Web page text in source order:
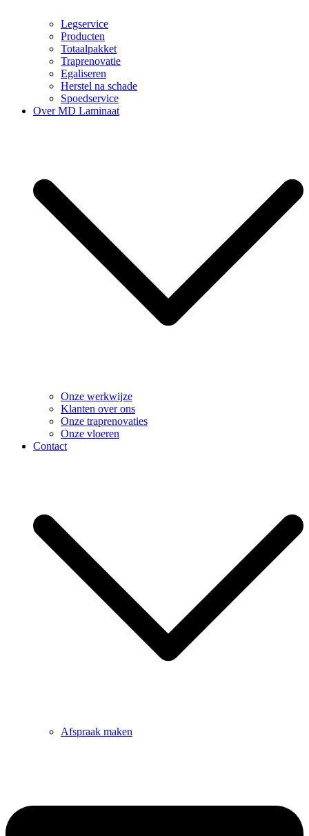
Legservice
Producten
Totaalpakket
Traprenovatie
Egaliseren
Herstel na schade
Spoedservice
Over MD Laminaat
Onze werkwijze
Klanten over ons
Onze traprenovaties
Onze vloeren
Contact
Afspraak maken